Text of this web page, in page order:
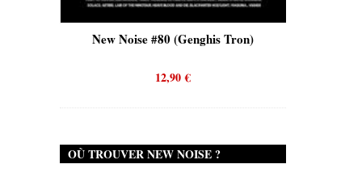
New Noise #80 (Genghis Tron)
12,90€
OÙ TROUVER NEW NOISE ?